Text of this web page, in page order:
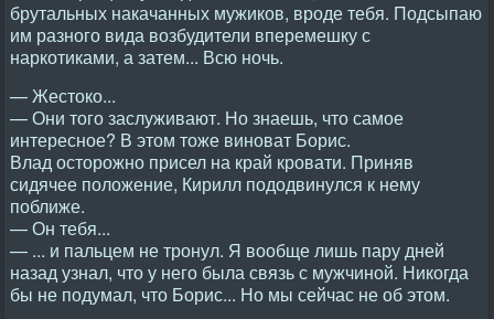
брутальных накачанных мужиков, вроде тебя. Подсыпаю
им разного вида возбудители вперемешку с
наркотиками, а затем... Всю ночь.
— Жестоко...
— Они того заслуживают. Но знаешь, что самое
интересное? В этом тоже виноват Борис.
Влад осторожно присел на край кровати. Приняв
сидячее положение, Кирилл пододвинулся к нему
поближе.
— Он тебя...
— ... и пальцем не тронул. Я вообще лишь пару дней
назад узнал, что у него была связь с мужчиной. Никогда
бы не подумал, что Борис... Но мы сейчас не об этом.